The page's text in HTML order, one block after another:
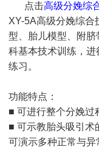
点击高级分娩综
XY-5A高级分娩综合
型、胎儿模型、附
科基本技术训练，
练习。
功能特点：
■ 可进行整个分娩过
■ 可示教胎头吸引术
可演示多种正常与异